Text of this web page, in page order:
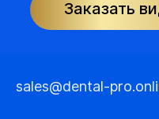
Заказать
sales@dental-